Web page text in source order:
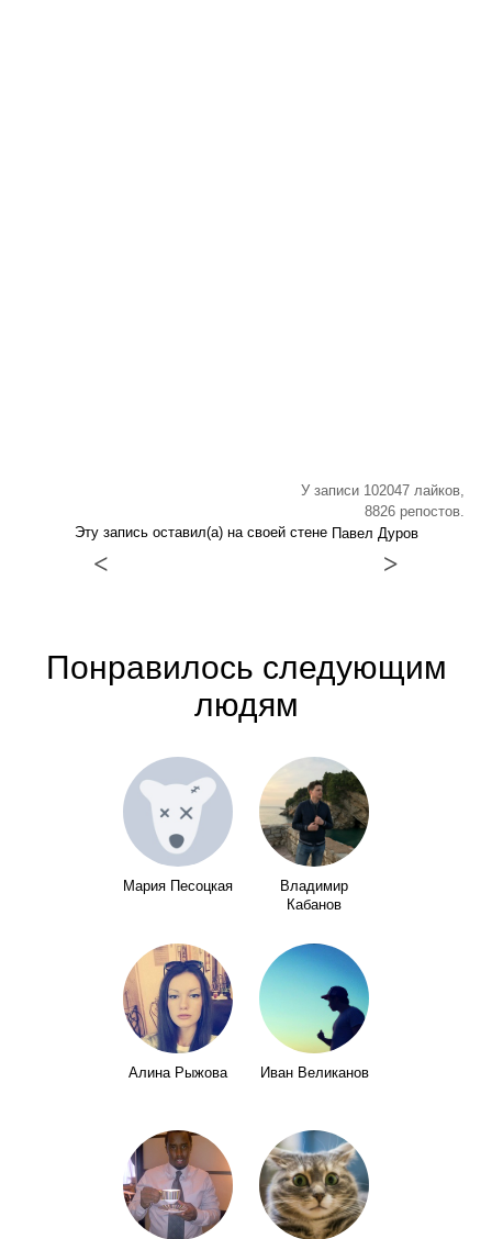
У записи 102047 лайков,
8826 репостов.
Эту запись оставил(а) на своей стене Павел Дуров
< >
Понравилось следующим
людям
Мария Песоцкая
Владимир
Кабанов
Алина Рыжова Иван Великанов